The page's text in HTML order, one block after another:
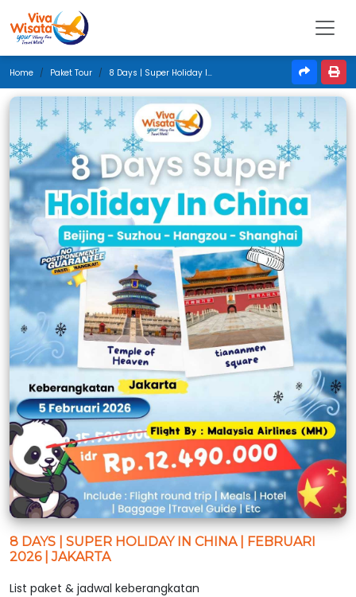
Home Paket Tour 8 Days | Super Holiday In China | Februari 2026 | Jakarta
8 DAYS | SUPER HOLIDAY IN CHINA | FEBRUARI
2026 | JAKARTA
List paket & jadwal keberangkatan